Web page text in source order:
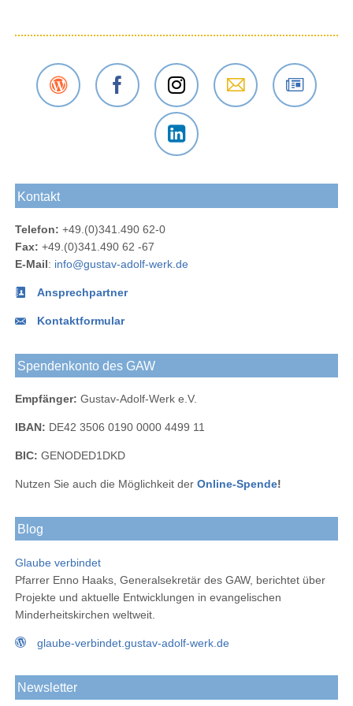
Blog
bei
Das
Gustav-
Adolf-
bei
Werk
Adolf-
Kontakt
Telefon: +49.(0)341.490 62-0
Fax: +49.(0)341.490 62 -67
E-Mail: info@gustav-adolf-werk.de
Ansprechpartner
Kontaktformular
Spendenkonto des GAW
Empfänger: Gustav-Adolf-Werk e.V.
IBAN: DE42 3506 0190 0000 4499 11
BIC: GENODED1DKD
Nutzen Sie auch die Möglichkeit der Online-Spende!
Blog
Glaube verbindet
Pfarrer Enno Haaks, Generalsekretär des GAW, berichtet über
Projekte und aktuelle Entwicklungen in evangelischen
Minderheitskirchen weltweit.
glaube-verbindet.gustav-adolf-werk.de
Newsletter